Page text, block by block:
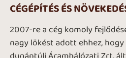
CÉGÉPÍTÉS ÉS
2007-re a cég komoly
nagy lökést adott ehhez, hogy